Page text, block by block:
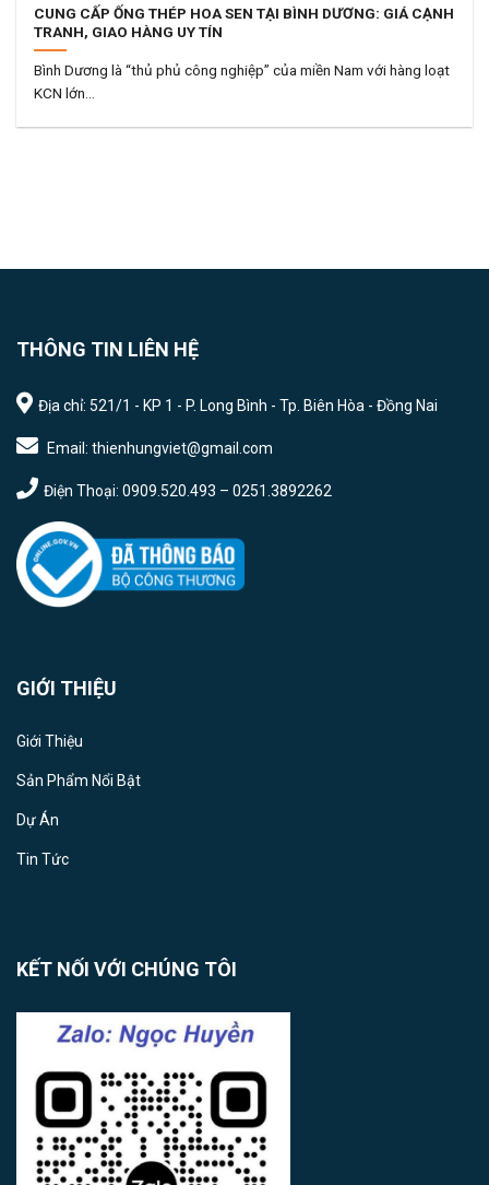
CUNG CẤP ỐNG THÉP HOA SEN TẠI BÌNH DƯƠNG: GIÁ CẠNH
TRANH, GIAO HÀNG UY TÍN
Bình Dương là “thủ phủ công nghiệp” của miền Nam với hàng loạt
KCN lớn...
THÔNG TIN LIÊN HỆ
Địa chỉ: 521/1 - KP 1 - P. Long Bình - Tp. Biên Hòa - Đồng Nai
Email: thienhungviet@gmail.com
Điện Thoại: 0909.520.493 – 0251.3892262
GIỚI THIỆU
Giới Thiệu
Sản Phẩm Nổi Bật
Dự Án
Tin Tức
KẾT NỐI VỚI CHÚNG TÔI